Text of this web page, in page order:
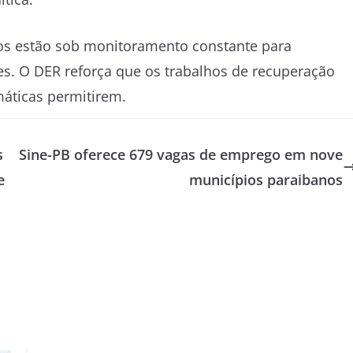
estão sob monitoramento constante para
O DER reforça que os trabalhos de recuperação
permitirem.
Sine-PB oferece 679 vagas de emprego em nove
municípios paraibanos